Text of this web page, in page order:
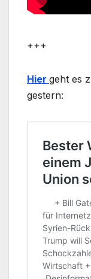
+++
Hier geht es
gestern: